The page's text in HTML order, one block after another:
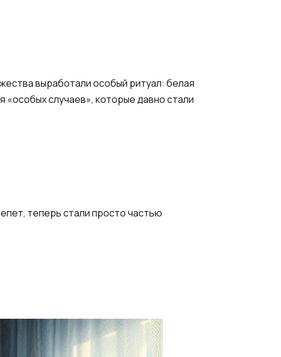
выработали особый ритуал: белая
случаев», которые давно стали
теперь стали просто частью